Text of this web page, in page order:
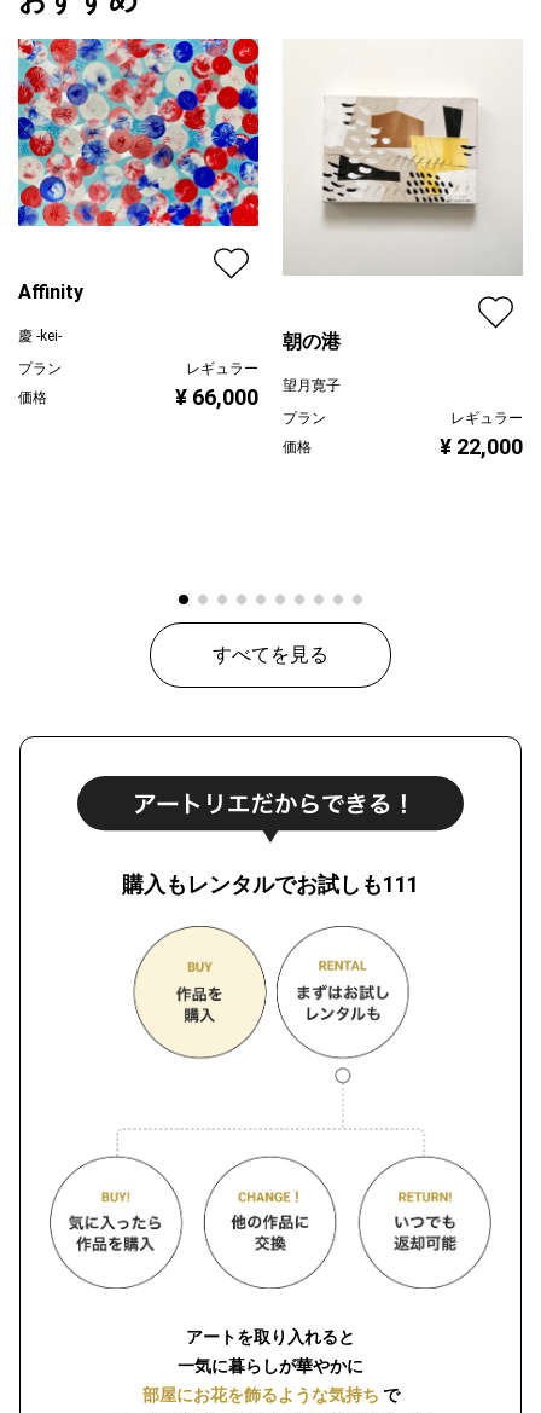
Affinity
慶 -kei-
プラン
レギュラー
価格
¥ 66,000
朝の港
望月寛子
プラン
レギュラー
価格
¥ 22,000
すべてを見る
購入もレンタルでお試しも111
アートを取り入れると
一気に暮らしが華やかに
部屋にお花を飾るような気持ち で